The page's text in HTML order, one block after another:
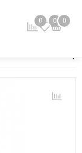
0 0 0